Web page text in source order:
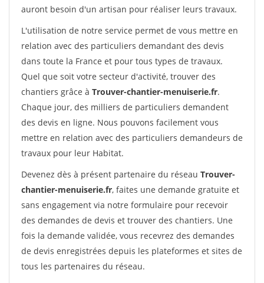
auront besoin d'un artisan pour réaliser leurs travaux.
L'utilisation de notre service permet de vous mettre en
relation avec des particuliers demandant des devis
dans toute la France et pour tous types de travaux.
Quel que soit votre secteur d'activité, trouver des
chantiers grâce à Trouver-chantier-menuiserie.fr.
Chaque jour, des milliers de particuliers demandent
des devis en ligne. Nous pouvons facilement vous
mettre en relation avec des particuliers demandeurs de
travaux pour leur Habitat.
Devenez dès à présent partenaire du réseau Trouver-
chantier-menuiserie.fr, faites une demande gratuite et
sans engagement via notre formulaire pour recevoir
des demandes de devis et trouver des chantiers. Une
fois la demande validée, vous recevrez des demandes
de devis enregistrées depuis les plateformes et sites de
tous les partenaires du réseau.